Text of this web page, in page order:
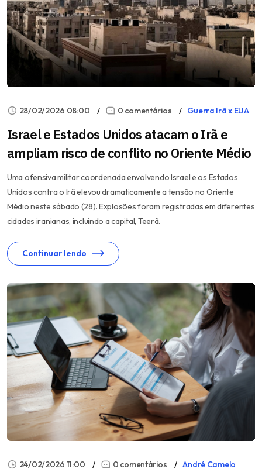
28/02/2026 08:00 0 comentários Guerra Irã x EUA
Israel e Estados Unidos atacam o Irã e
ampliam risco de conflito no Oriente Médio
Uma ofensiva militar coordenada envolvendo Israel e os Estados
Unidos contra o Irã elevou dramaticamente a tensão no Oriente
Médio neste sábado (28). Explosões foram registradas em diferentes
cidades iranianas, incluindo a capital, Teerã.
Continuar lendo
24/02/2026 11:00 0 comentários André Camelo